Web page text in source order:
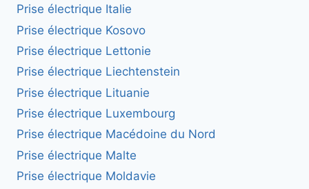
Prise électrique Italie
Prise électrique Kosovo
Prise électrique Lettonie
Prise électrique Liechtenstein
Prise électrique Lituanie
Prise électrique Luxembourg
Prise électrique Macédoine du Nord
Prise électrique Malte
Prise électrique Moldavie